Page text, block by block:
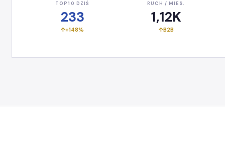
TOP10 DZIŚ
233
+148%
RUCH / MIES.
1,12K
B2B